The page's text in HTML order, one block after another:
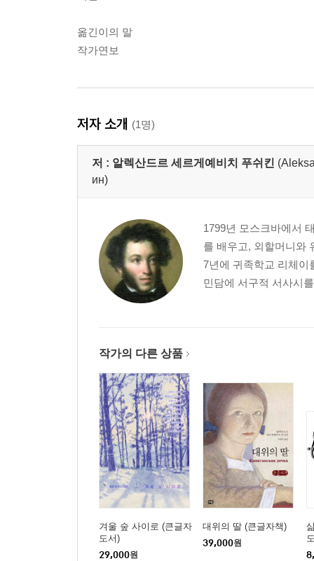
옮긴이의 말
작가연보
저자 소개 (1명)
저 : 알렉산드르 세르게예비치 푸쉬킨
ин)
1799년 모스크바에서
를 배우고, 외할머니와
7년에 귀족학교 리체이
민담에 서구적 서사시
작가의 다른 상품
겨울 숲 사이로 (큰글자
도서)
29,000원
대위의 딸 (큰글자책)
39,000원